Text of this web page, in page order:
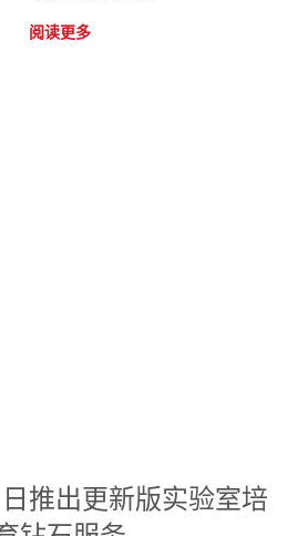
阅读更多
日推出更新版实验室培